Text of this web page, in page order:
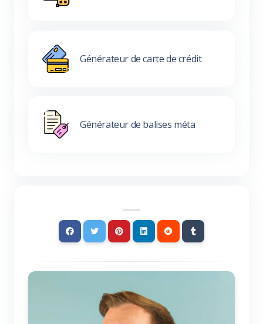
Générateur de carte de crédit
Générateur de balises méta